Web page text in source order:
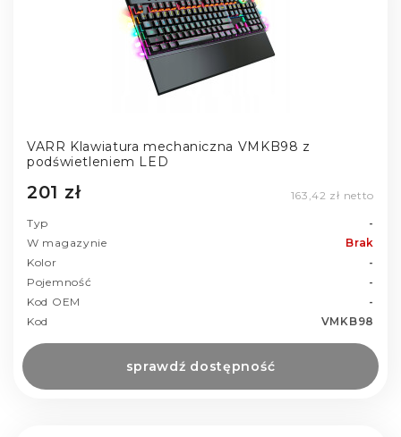
VARR Klawiatura mechaniczna VMKB98 z
podświetleniem LED
201 zł 163,42 zł netto
Typ
-
W magazynie
Brak
Kolor
-
Pojemność
-
Kod OEM
-
Kod
VMKB98
sprawdź dostępność